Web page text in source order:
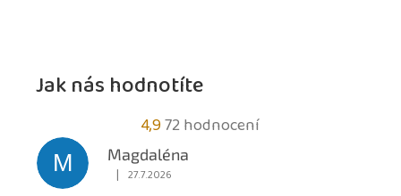
Jak nás hodnotíte
4,9Průměrné
hodnocení
obchodu
72 hodnocení
M
Magdaléna
Hodnocení obchodu je 5 z 5 hvězdiček.
| 27.7.2026